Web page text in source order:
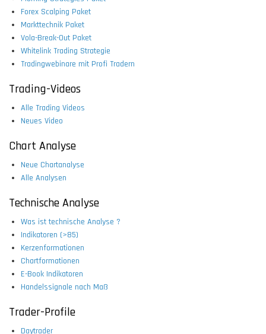
Forex Scalping Paket
Markttechnik Paket
Vola-Break-Out Paket
Whitelink Trading Strategie
Tradingwebinare mit Profi Tradern
Trading-Videos
Alle Trading Videos
Neues Video
Chart Analyse
Neue Chartanalyse
Alle Analysen
Technische Analyse
Was ist technische Analyse ?
Indikatoren (>85)
Kerzenformationen
Chartformationen
E-Book Indikatoren
Handelssignale nach Maß
Trader-Profile
Daytrader